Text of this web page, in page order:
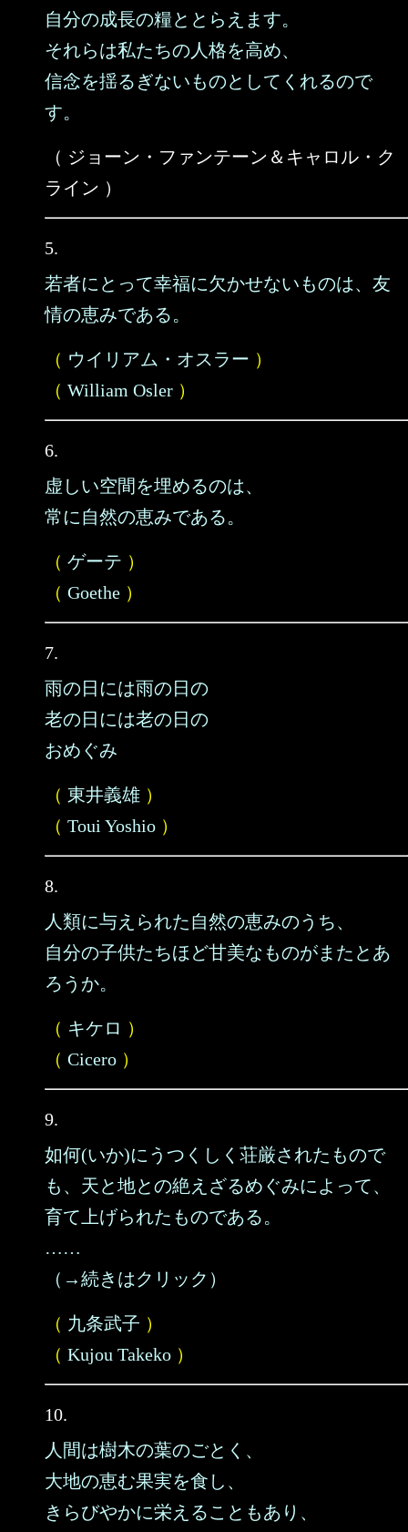
自分の成長の糧ととらえます。
それらは私たちの人格を高め、
信念を揺るぎないものとしてくれるので
す。
（ ジョーン・ファンテーン＆キャロル・ク
ライン ）
5.
若者にとって幸福に欠かせないものは、友
情の恵みである。
（ ウイリアム・オスラー ）
（ William Osler ）
6.
虚しい空間を埋めるのは、
常に自然の恵みである。
（ ゲーテ ）
（ Goethe ）
7.
雨の日には雨の日の
老の日には老の日の
おめぐみ
（ 東井義雄 ）
（ Toui Yoshio ）
8.
人類に与えられた自然の恵みのうち、
自分の子供たちほど甘美なものがまたとあ
ろうか。
（ キケロ ）
（ Cicero ）
9.
如何(いか)にうつくしく荘厳されたもので
も、天と地との絶えざるめぐみによって、
育て上げられたものである。
……
（→続きはクリック）
（ 九条武子 ）
（ Kujou Takeko ）
10.
人間は樹木の葉のごとく、
大地の恵む果実を食し、
きらびやかに栄えることもあり、